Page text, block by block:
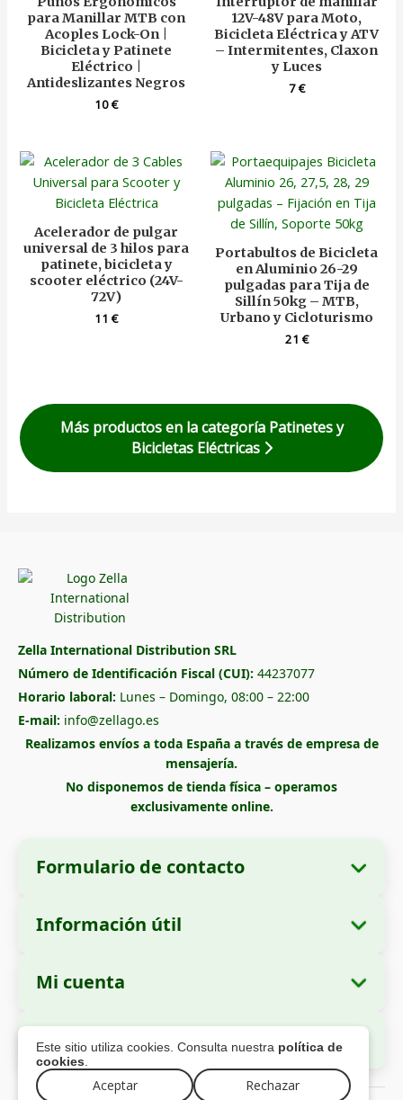
Este sitio utiliza cookies. Consulta nuestra política de
cookies
Aceptar Rechazar
para Manillar MTB con
Acoples Lock-On |
Bicicleta y Patinete
Eléctrico |
Antideslizantes Negros
10€
12V-48V para Moto,
Bicicleta Eléctrica y ATV
– Intermitentes, Claxon
y Luces
7€
Acelerador de pulgar
universal de 3 hilos para
patinete, bicicleta y
scooter eléctrico (24V-
72V)
11€
Portabultos de Bicicleta
en Aluminio 26-29
pulgadas para Tija de
Sillín 50kg – MTB,
Urbano y Cicloturismo
21€
Más productos en la categoría Patinetes y
Bicicletas Eléctricas
Zella International Distribution SRL
Número de Identificación Fiscal (CUI): 44237077
Horario laboral: Lunes – Domingo, 08:00 – 22:00
E-mail: info@zellago.es
Realizamos envíos a toda España a través de empresa de
mensajería.
No disponemos de tienda física – operamos
exclusivamente online.
Formulario de contacto
Razón social:
SRL
Domicilio social:Strada Cuza Vodă nr. 97,
Sector 4, București, 040283, Rumanía
Número de Identificación Fiscal (CUI):
Información útil
Cómo realizar un pedido
Métodos de pago
Información de envío
Política de devoluciones
Mi cuenta
Mis pedidos
Datos personales
Direcciones
Pago Seguro